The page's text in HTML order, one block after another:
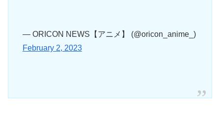
— ORICON NEWS【アニメ】 (@oricon_anime_)
February 2, 2023